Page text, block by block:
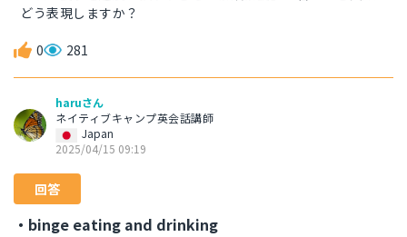
どう表現しますか？
0 281
haruさん
ネイティブキャンプ英会話講師
Japan
2025/04/15 09:19
回答
・binge eating and drinking